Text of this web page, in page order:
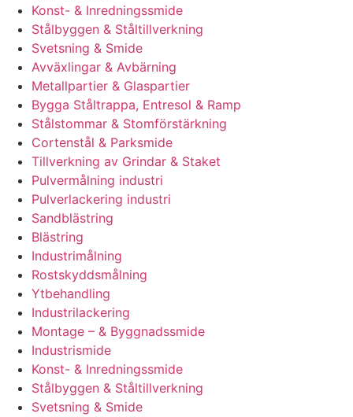
Konst- & Inredningssmide
Stålbyggen & Ståltillverkning
Svetsning & Smide
Avväxlingar & Avbärning
Metallpartier & Glaspartier
Bygga Ståltrappa, Entresol & Ramp
Stålstommar & Stomförstärkning
Cortenstål & Parksmide
Tillverkning av Grindar & Staket
Pulvermålning industri
Pulverlackering industri
Sandblästring
Blästring
Industrimålning
Rostskyddsmålning
Ytbehandling
Industrilackering
Montage – & Byggnadssmide
Industrismide
Konst- & Inredningssmide
Stålbyggen & Ståltillverkning
Svetsning & Smide